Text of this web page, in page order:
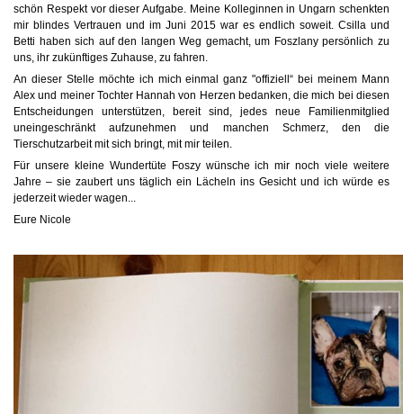
schön Respekt vor dieser Aufgabe. Meine Kolleginnen in Ungarn schenkten
mir blindes Vertrauen und im Juni 2015 war es endlich soweit. Csilla und
Betti haben sich auf den langen Weg gemacht, um Foszlany persönlich zu
uns, ihr zukünftiges Zuhause, zu fahren.
An dieser Stelle möchte ich mich einmal ganz "offiziell“ bei meinem Mann
Alex und meiner Tochter Hannah von Herzen bedanken, die mich bei diesen
Entscheidungen unterstützen, bereit sind, jedes neue Familienmitglied
uneingeschränkt aufzunehmen und manchen Schmerz, den die
Tierschutzarbeit mit sich bringt, mit mir teilen.
Für unsere kleine Wundertüte Foszy wünsche ich mir noch viele weitere
Jahre – sie zaubert uns täglich ein Lächeln ins Gesicht und ich würde es
jederzeit wieder wagen...
Eure Nicole